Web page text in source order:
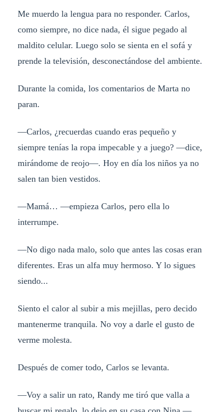
Me muerdo la lengua para no responder. Carlos,
como siempre, no dice nada, él sigue pegado al
maldito celular. Luego solo se sienta en el sofá y
prende la televisión, desconectándose del ambiente.
Durante la comida, los comentarios de Marta no
paran.
—Carlos, ¿recuerdas cuando eras pequeño y
siempre tenías la ropa impecable y a juego? —dice,
mirándome de reojo—. Hoy en día los niños ya no
salen tan bien vestidos.
—Mamá… —empieza Carlos, pero ella lo
interrumpe.
—No digo nada malo, solo que antes las cosas eran
diferentes. Eras un alfa muy hermoso. Y lo sigues
siendo...
Siento el calor al subir a mis mejillas, pero decido
mantenerme tranquila. No voy a darle el gusto de
verme molesta.
Después de comer todo, Carlos se levanta.
—Voy a salir un rato, Randy me tiró que valla a